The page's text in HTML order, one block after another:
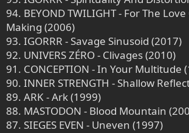
94. BEYOND TWILIGHT - For The
Making (2006)
93. IGORRR - Savage Sinusoid (2017)
92. UNIVERS ZÉRO - Clivages (2010)
91. CONCEPTION - In Your Multitude
90. INNER STRENGTH - Shallow
89. ARK - Ark (1999)
88. MASTODON - Blood Mountain
87. SIEGES EVEN - Uneven (1997)